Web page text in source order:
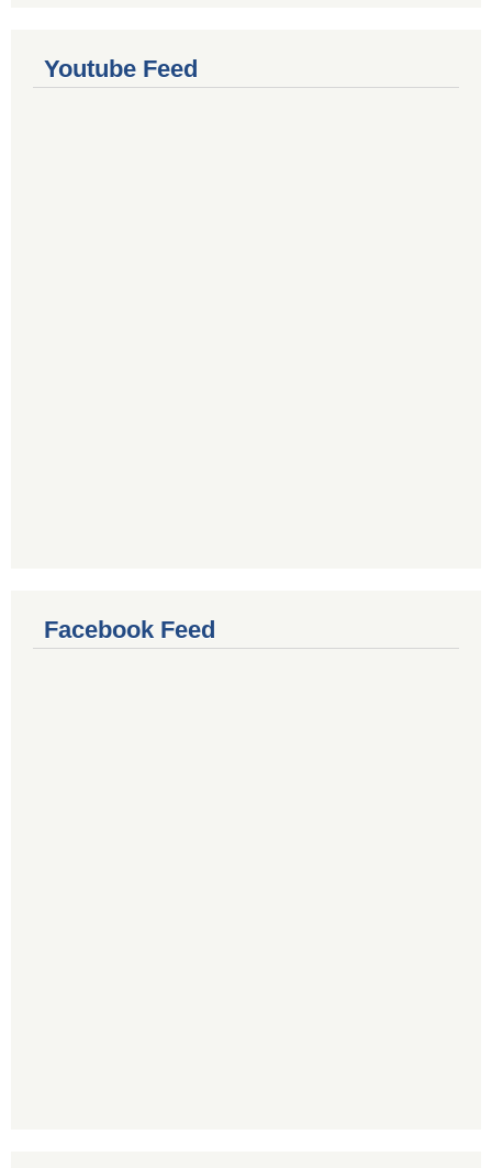
Youtube Feed
Facebook Feed